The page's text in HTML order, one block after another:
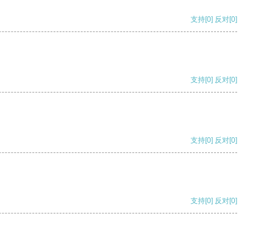
支持[0] 反对[0]
支持[0] 反对[0]
支持[0] 反对[0]
支持[0] 反对[0]